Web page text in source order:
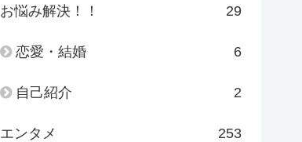
お悩み解決！！ 29
恋愛・結婚 6
自己紹介 2
エンタメ 253